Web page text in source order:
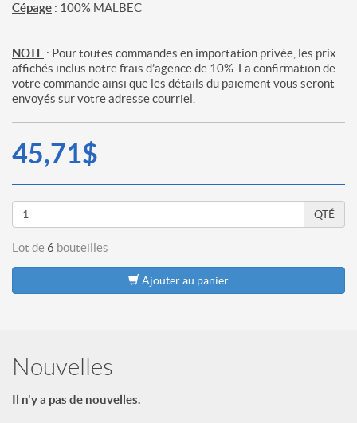
Cépage : 100% MALBEC
NOTE : Pour toutes commandes en importation privée, les prix
affichés inclus notre frais d’agence de 10%. La confirmation de
votre commande ainsi que les détails du paiement vous seront
envoyés sur votre adresse courriel.
45,71$
QTÉ
Lot de 6 bouteilles
Ajouter au panier
Nouvelles
Il n'y a pas de nouvelles.